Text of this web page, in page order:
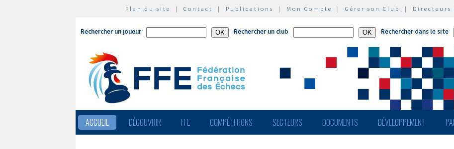
Plan du site | Contact | Publications | Mon Compte | Gérer son Club | Directeurs
Rechercher un joueur Rechercher un club Rechercher dans le site
ACCUEIL DÉCOUVRIR FFE COMPÉTITIONS SECTEURS DOCUMENTS DÉVELOPPEMENT